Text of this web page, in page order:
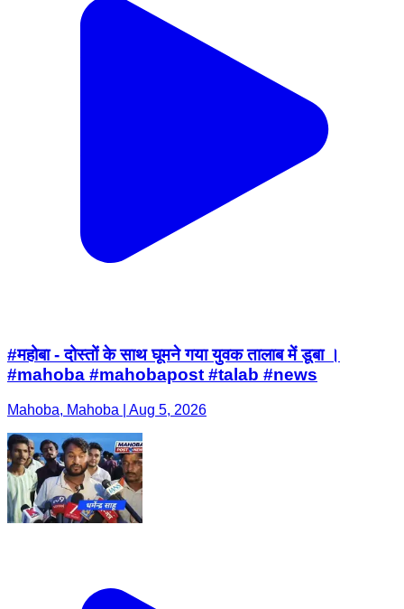
#महोबा - दोस्तों के साथ घूमने गया युवक तालाब में डूबा ।
#mahoba #mahobapost #talab #news
Mahoba, Mahoba | Aug 5, 2026